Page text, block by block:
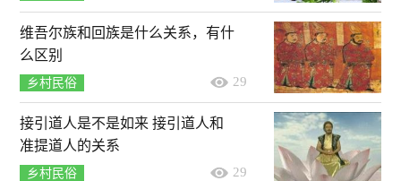
维吾尔族和回族是什么关系，有什
么区别
乡村民俗 29
接引道人是不是如来 接引道人和
准提道人的关系
乡村民俗 29